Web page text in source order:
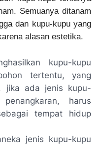
Semuanya ditanam
dan kupu-kupu yang
alasan estetika.
kupu-kupu
tertentu, yang
jika ada jenis kupu-
harus
tempat hidup
jenis kupu-kupu